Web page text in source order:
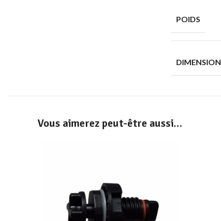
POIDS
Vous aimerez peut-être aussi…